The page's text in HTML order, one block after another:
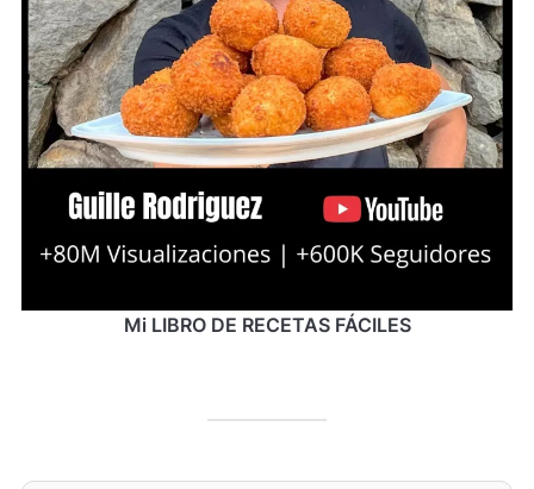
Mi LIBRO DE RECETAS FÁCILES